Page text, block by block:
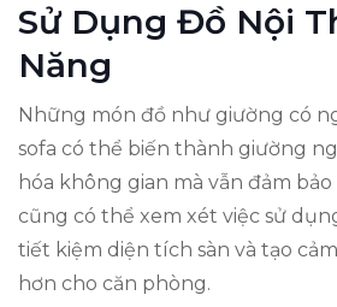
Sử Dụng Đồ Nội
Năng
Những món đồ như giường có
sofa có thể biến thành giường
hóa không gian mà vẫn đảm
cũng có thể xem xét việc sử
tiết kiệm diện tích sàn và tạo
hơn cho căn phòng.